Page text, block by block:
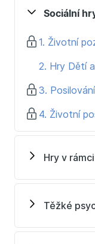
Rozpoznat
Pracovat se
pomáhaly a
Odhalit hry
Aktivně a
Orientovat se
problémy
stereotypech
Ty, kteří
Ty s velkou
Sociální
1. Životní
2. Hry Dětí
3.
4. Životní
Hry v
Těžké